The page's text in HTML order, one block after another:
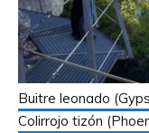
Buitre leonado
Colirrojo tizón